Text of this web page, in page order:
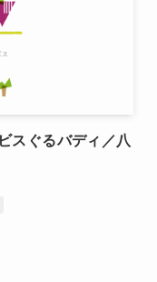
スぐるバディ／八